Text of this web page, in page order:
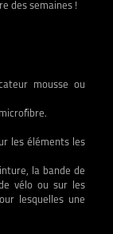
des semaines !
mousse ou
les éléments les
la bande de
vélo ou sur les
lesquelles une